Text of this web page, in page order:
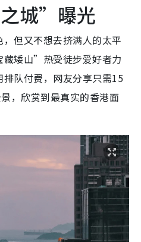
城”曝光
但又不想去挤满人的太平
矮山”热受徒步爱好者力
队付费，网友分享只需15
，欣赏到最真实的香港面